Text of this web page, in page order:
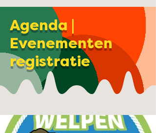
Agenda |
Evenementen
registratie